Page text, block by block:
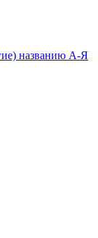
названию А-Я